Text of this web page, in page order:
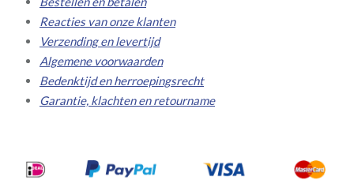
Reacties van onze klanten
Verzending en levertijd
Algemene voorwaarden
Bedenktijd en herroepingsrecht
Garantie, klachten en retourname